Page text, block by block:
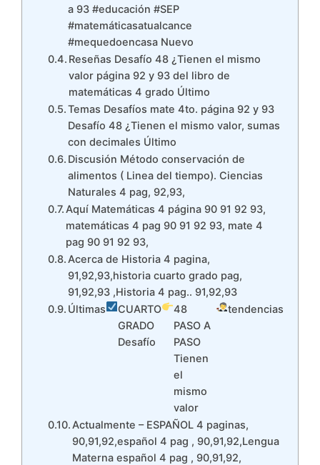
a 93 #educación #SEP
#matemáticasatualcance
#mequedoencasa Nuevo
Reseñas Desafío 48 ¿Tienen el mismo
valor página 92 y 93 del libro de
matemáticas 4 grado Último
Temas Desafíos mate 4to. página 92 y 93
Desafío 48 ¿Tienen el mismo valor, sumas
con decimales Último
Discusión Método conservación de
alimentos ( Linea del tiempo). Ciencias
Naturales 4 pag, 92,93,
Aquí Matemáticas 4 página 90 91 92 93,
matemáticas 4 pag 90 91 92 93, mate 4
pag 90 91 92 93,
Acerca de Historia 4 pagina,
91,92,93,historia cuarto grado pag,
91,92,93 ,Historia 4 pag.. 91,92,93
Últimas
CUARTO
GRADO
Desafío
48
PASO A
PASO
Tienen
el
mismo
valor
tendencias
Actualmente – ESPAÑOL 4 paginas,
90,91,92,español 4 pag , 90,91,92,Lengua
Materna español 4 pag , 90,91,92,